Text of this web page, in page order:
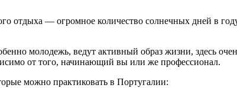
отдыха — огромное количество солнечных дней в
молодежь, ведут активный образ жизни, здесь
от того, начинающий вы или же профессионал.
можно практиковать в Португалии: